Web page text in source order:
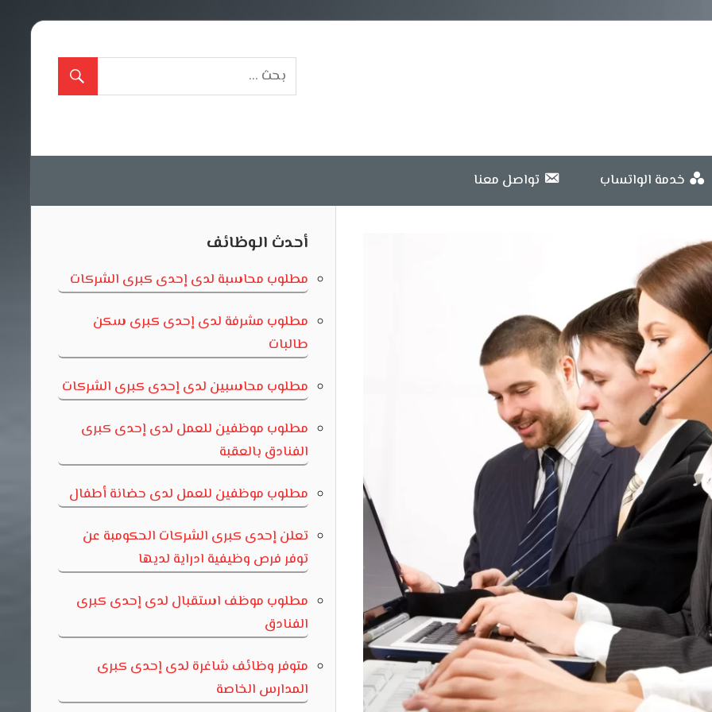
خدمة الواتساب تواصل معنا
أحدث الوظائف
مطلوب محاسبة لدى إحدى كبرى الشركات
مطلوب مشرفة لدى إحدى كبرى سكن
طالبات
مطلوب محاسبين لدى إحدى كبرى الشركات
مطلوب موظفين للعمل لدى إحدى كبرى
الفنادق بالعقبة
مطلوب موظفين للعمل لدى حضانة أطفال
تعلن إحدى كبرى الشركات الحكومبة عن
توفر فرص وظيفية ادراية لديها
مطلوب موظف استقبال لدى إحدى كبرى
الفنادق
متوفر وظائف شاغرة لدى إحدى كبرى
المدارس الخاصة